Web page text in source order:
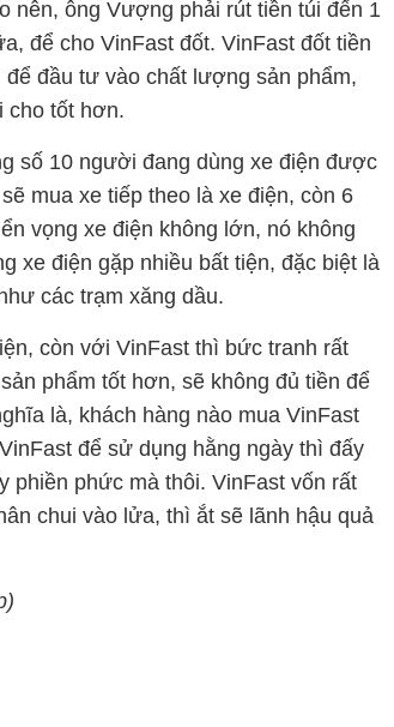
nên, ông Vượng phải rút tiền túi đến 1
để cho VinFast đốt. VinFast đốt tiền
đầu tư vào chất lượng sản phẩm,
cho tốt hơn.
số 10 người đang dùng xe điện được
mua xe tiếp theo là xe điện, còn 6
vọng xe điện không lớn, nó không
xe điện gặp nhiều bất tiện, đặc biệt là
các trạm xăng dầu.
còn với VinFast thì bức tranh rất
phẩm tốt hơn, sẽ không đủ tiền để
là, khách hàng nào mua VinFast
để sử dụng hằng ngày thì đấy
phiền phức mà thôi. VinFast vốn rất
chui vào lửa, thì ắt sẽ lãnh hậu quả